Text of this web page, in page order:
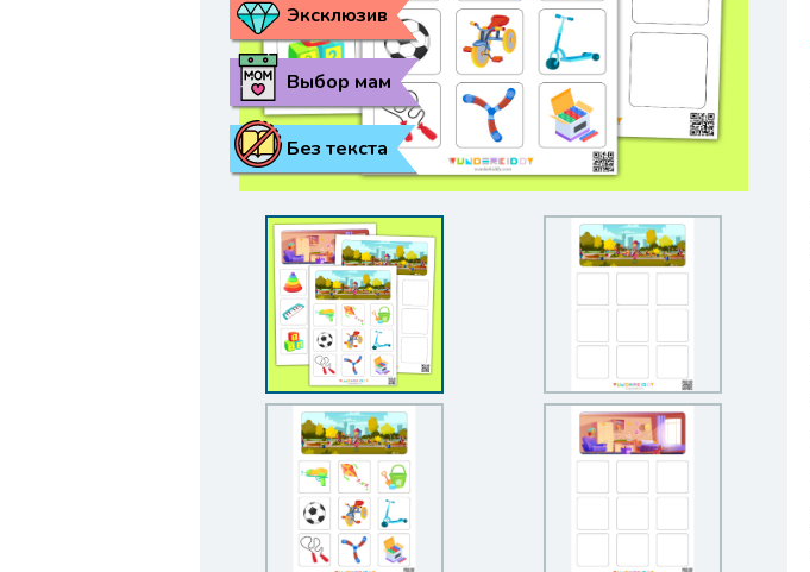
Без текста
Выбор мам
Эксклюзив